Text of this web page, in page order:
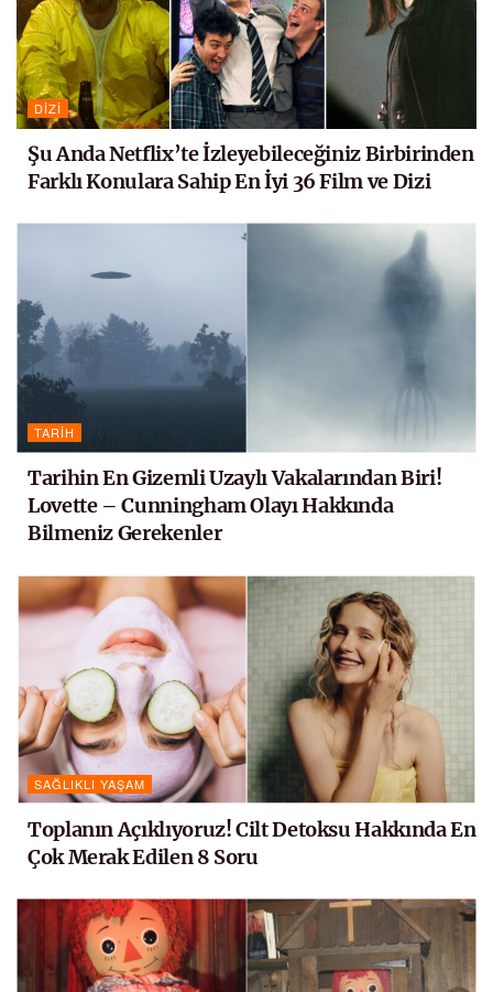
DIZI
Şu Anda Netflix’te İzleyebileceğiniz Birbirinden
Farklı Konulara Sahip En İyi 36 Film ve Dizi
TARIH
Tarihin En Gizemli Uzaylı Vakalarından Biri!
Lovette – Cunningham Olayı Hakkında
Bilmeniz Gerekenler
SAĞLIKLI YAŞAM
Toplanın Açıklıyoruz! Cilt Detoksu Hakkında En
Çok Merak Edilen 8 Soru